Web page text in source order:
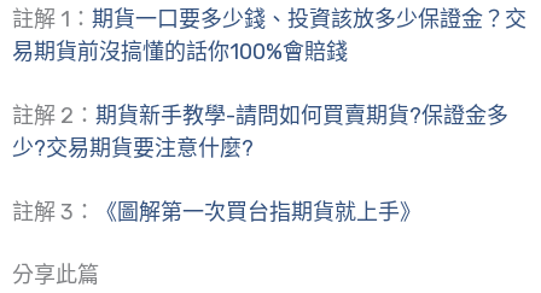
註解 1： 期貨一口要多少錢、投資該放多少保證金？交
易期貨前沒搞懂的話你100%會賠錢
註解 2： 期貨新手教學-請問如何買賣期貨?保證金多
少?交易期貨要注意什麼?
註解 3： 《圖解第一次買台指期貨就上手》
分享此篇